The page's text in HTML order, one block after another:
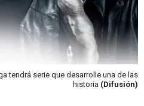
tendrá serie que desarrolle una de las
historia (Difusión)